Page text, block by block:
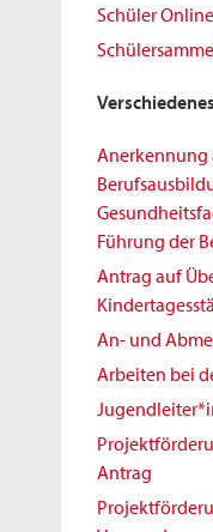
Schüler Online
Anerkennung
Führung der
Antrag auf
An- und
Arbeiten bei
Antrag